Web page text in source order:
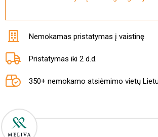
Nemokamas pristatymas į vaistinę
Pristatymas iki 2 d.d.
350+ nemokamo atsiėmimo vietų